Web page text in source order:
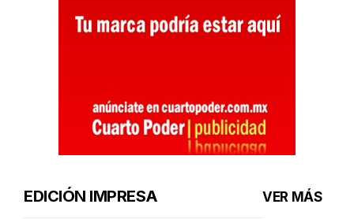
EDICIÓN IMPRESA VER MÁS